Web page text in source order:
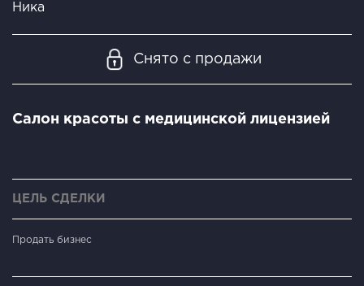
Ника
Снято с продажи
Салон красоты с медицинской лицензией
ЦЕЛЬ СДЕЛКИ
Продать бизнес